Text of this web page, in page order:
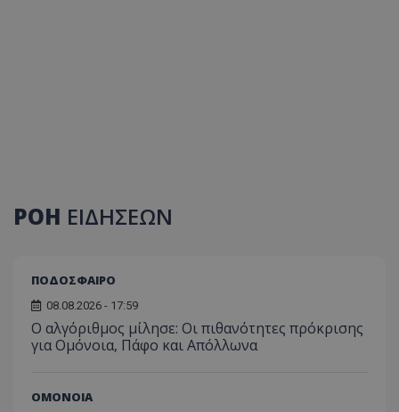
ΡΟΗ ΕΙΔΗΣΕΩΝ
ΠΟΔΟΣΦΑΙΡΟ
08.08.2026 - 17:59
Ο αλγόριθμος μίλησε: Οι πιθανότητες πρόκρισης
για Ομόνοια, Πάφο και Απόλλωνα
ΟΜΟΝΟΙΑ